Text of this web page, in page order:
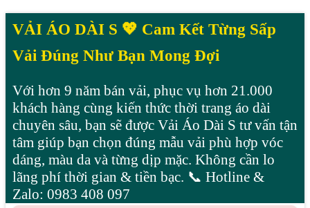
VẢI ÁO DÀI S 💖 Cam Kết Từng Sấp
Vải Đúng Như Bạn Mong Đợi
Với hơn 9 năm bán vải, phục vụ hơn 21.000
khách hàng cùng kiến thức thời trang áo dài
chuyên sâu, bạn sẽ được Vải Áo Dài S tư vấn tận
tâm giúp bạn chọn đúng mẫu vải phù hợp vóc
dáng, màu da và từng dịp mặc. Không cần lo
lãng phí thời gian & tiền bạc. 📞 Hotline &
Zalo: 0983 408 097